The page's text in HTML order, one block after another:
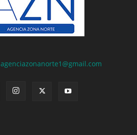
agenciazonanorte1@gmail.com